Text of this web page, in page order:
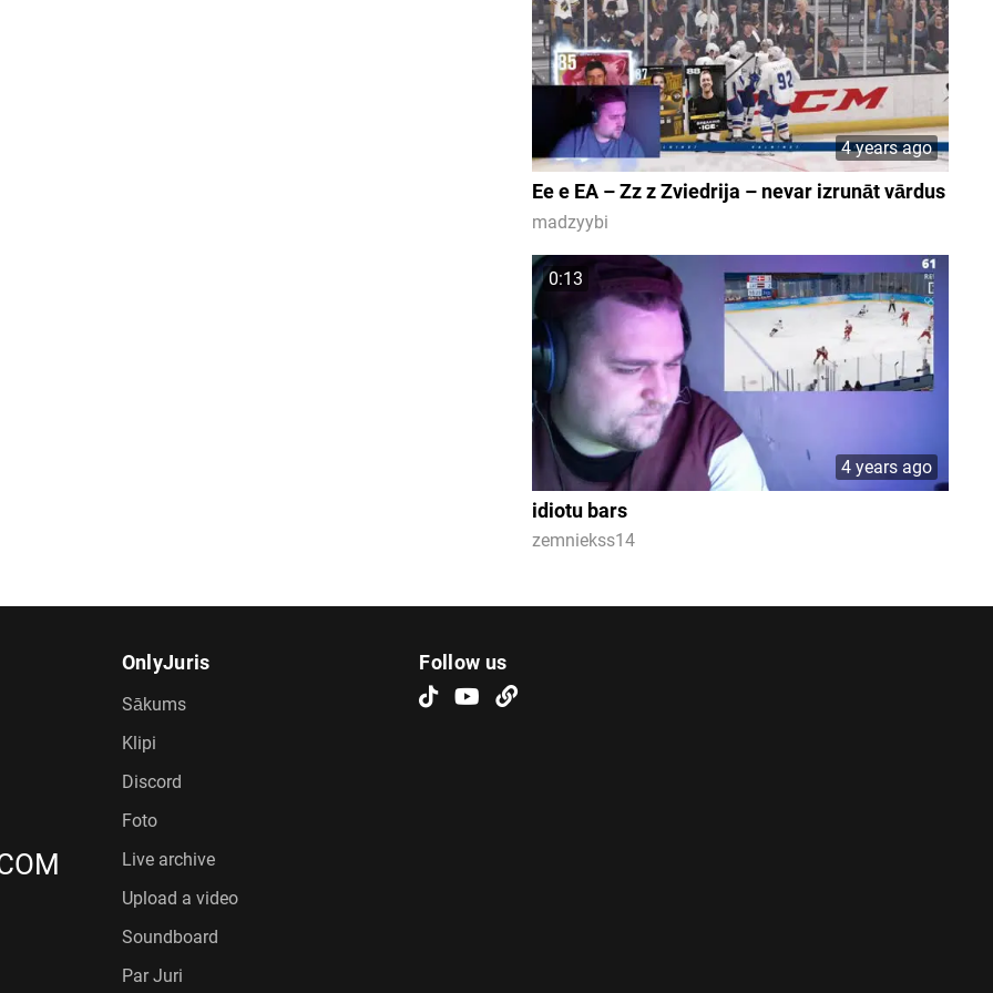
4 years ago
Ee e EA – Zz z Zviedrija – nevar izrunāt vārdus
madzyybi
0:13
4 years ago
idiotu bars
zemniekss14
OnlyJuris
Sākums
Klipi
Discord
Foto
Live archive
Upload a video
Soundboard
Par Juri
Follow us